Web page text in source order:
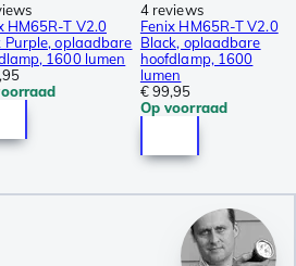
HM65R-T V2.0
Purple, oplaadbare
1600 lumen
4 reviews
Fenix HM65R-T V2.0
Black, oplaadbare
hoofdlamp, 1600
lumen
€ 99,95
Op voorraad